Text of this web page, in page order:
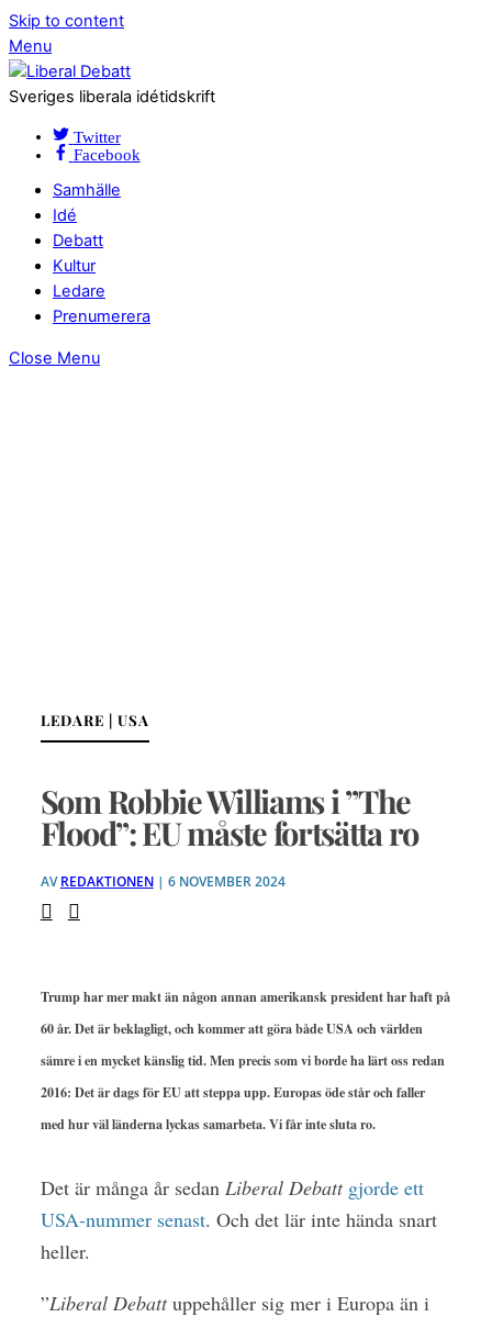
Skip to content
Menu
Sveriges liberala idétidskrift
Twitter
Facebook
Samhälle
Idé
Debatt
Kultur
Ledare
Prenumerera
Close Menu
LEDARE | USA
Som Robbie Williams i ”The
Flood”: EU måste fortsätta ro
AVREDAKTIONEN| 6 NOVEMBER 2024
Trump har mer makt än någon annan amerikansk president har haft på
60 år. Det är beklagligt, och kommer att göra både USA och världen
sämre i en mycket känslig tid. Men precis som vi borde ha lärt oss redan
2016: Det är dags för EU att steppa upp. Europas öde står och faller
med hur väl länderna lyckas samarbeta. Vi får inte sluta ro.
Det är många år sedan Liberal Debatt gjorde ett
USA-nummer senast. Och det lär inte hända snart
heller.
”Liberal Debattuppehåller sig mer i Europa än i